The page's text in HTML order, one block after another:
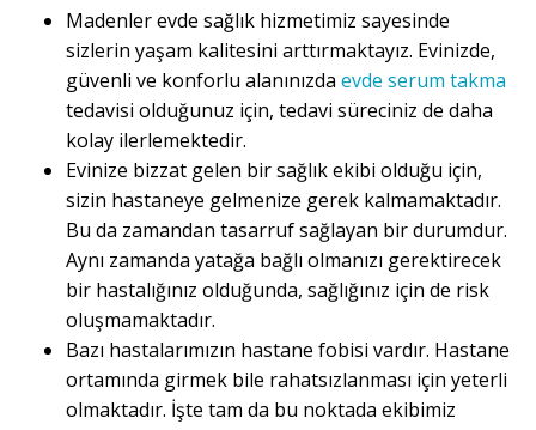
Madenler evde sağlık hizmetimiz sayesinde
sizlerin yaşam kalitesini arttırmaktayız. Evinizde,
güvenli ve konforlu alanınızda evde serum takma
tedavisi olduğunuz için, tedavi süreciniz de daha
kolay ilerlemektedir.
Evinize bizzat gelen bir sağlık ekibi olduğu için,
sizin hastaneye gelmenize gerek kalmamaktadır.
Bu da zamandan tasarruf sağlayan bir durumdur.
Aynı zamanda yatağa bağlı olmanızı gerektirecek
bir hastalığınız olduğunda, sağlığınız için de risk
oluşmamaktadır.
Bazı hastalarımızın hastane fobisi vardır. Hastane
ortamında girmek bile rahatsızlanması için yeterli
olmaktadır. İşte tam da bu noktada ekibimiz